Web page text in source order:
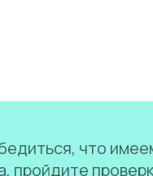
что
пройдите